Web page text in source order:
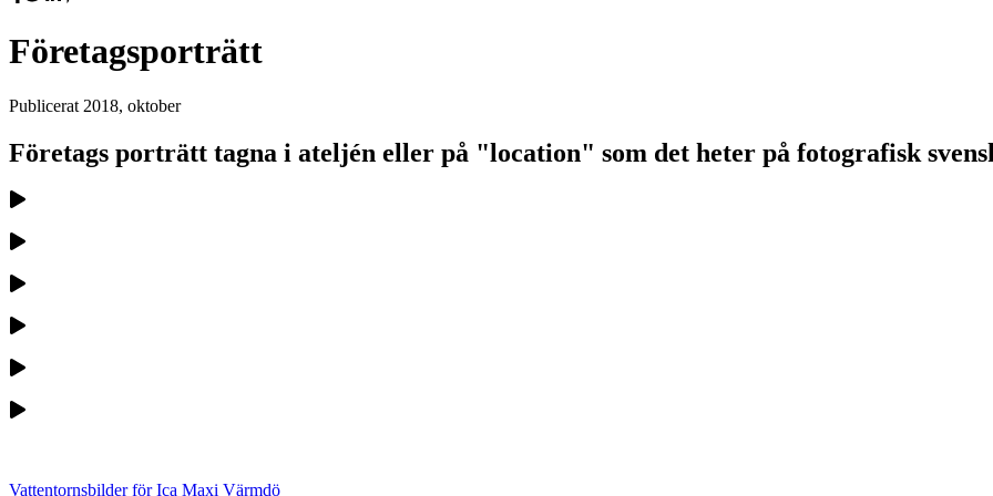
Företagsporträtt
Publicerat 2018, oktober
Företags porträtt tagna i ateljén eller på "location" som det heter på fotografisk
Vattentornsbilder för Ica Maxi Värmdö